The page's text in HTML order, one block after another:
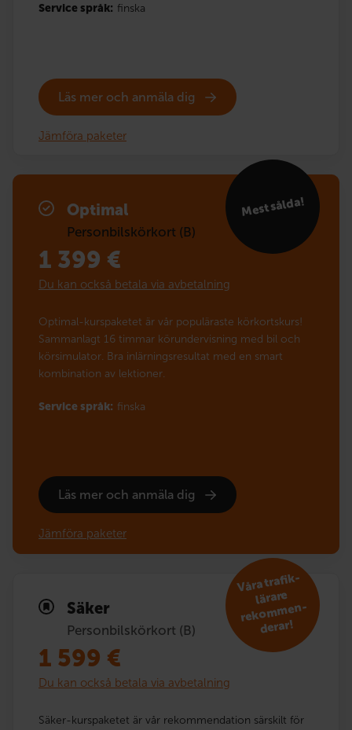
Service språk: finska
Läs mer och anmäla dig
Jämföra paketer
Optimal
Personbilskörkort (B)
Mest sålda!
1 399 €
Du kan också betala via avbetalning
Optimal-kurspaketet är vår populäraste körkortskurs!
Sammanlagt 16 timmar körundervisning med bil och
körsimulator. Bra inlärningsresultat med en smart
kombination av lektioner.
Service språk: finska
Läs mer och anmäla dig
Jämföra paketer
Säker
Personbilskörkort (B)
V
åra trafik­
lärare
reko
m
men­
derar!
1 599 €
Du kan också betala via avbetalning
Säker-kurspaketet är vår rekommendation särskilt för